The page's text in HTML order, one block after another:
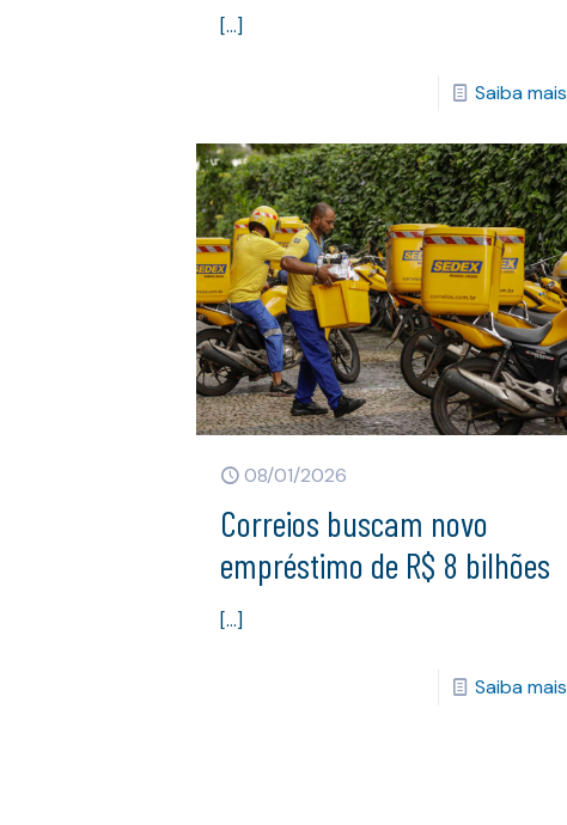
[…]
Saiba mais
08/01/2026
Correios buscam novo
empréstimo de R$ 8 bilhões
[…]
Saiba mais